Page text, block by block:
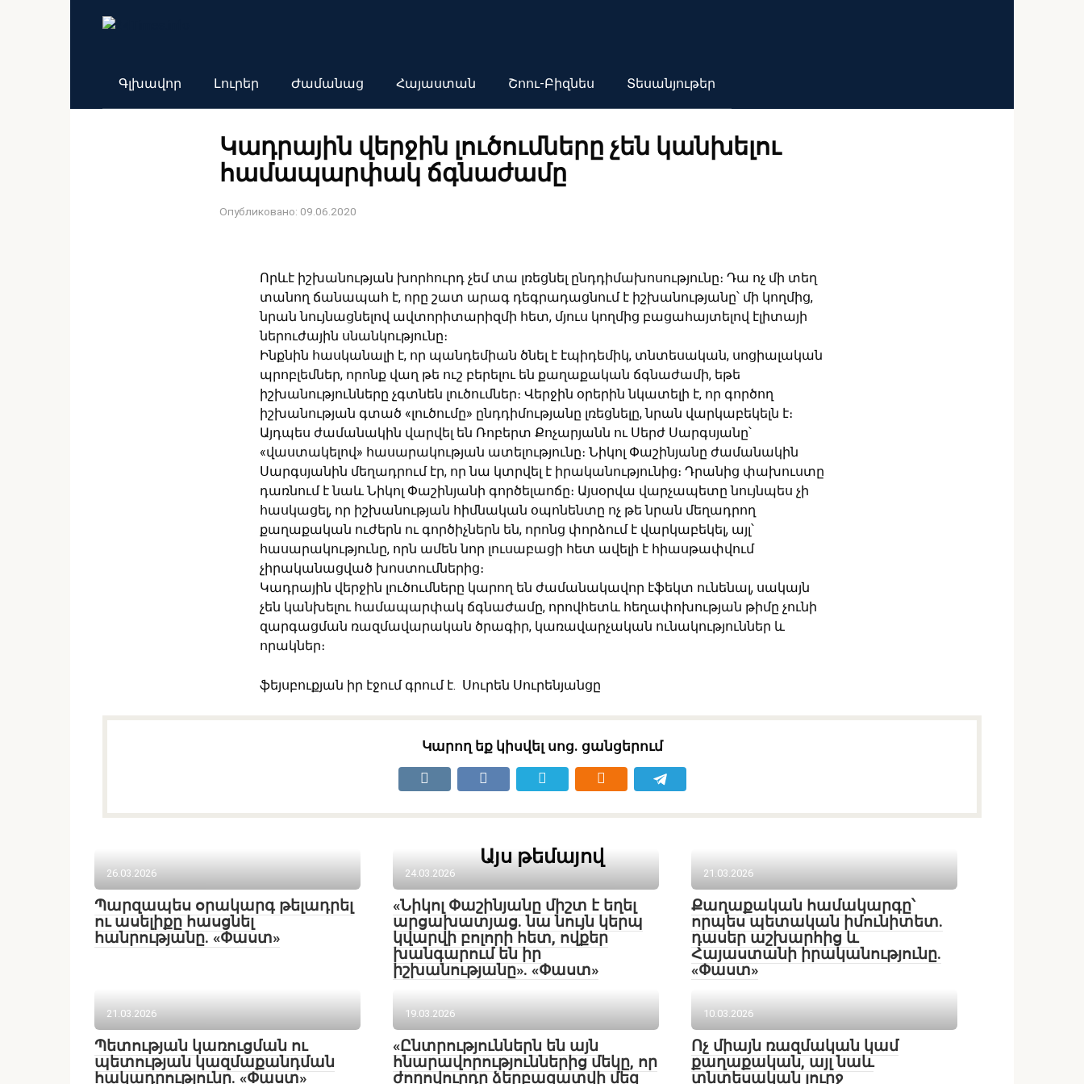
Գլխավոր Լուրեր Ժամանաց Հայաստան Շոու-Բիզնես Տեսանյութեր
Կադրային վերջին լուծումները չեն կանխելու
համապարփակ ճգնաժամը
Опубликовано: 09.06.2020
Որևէ իշխանության խորհուրդ չեմ տա լռեցնել ընդդիմախոսությունը։ Դա ոչ մի տեղ
տանող ճանապահ է, որը շատ արագ դեգրադացնում է իշխանությանը՝ մի կողմից,
նրան նույնացնելով ավտորիտարիզմի հետ, մյուս կողմից բացահայտելով էլիտայի
ներուժային սնանկությունը։
Ինքնին հասկանալի է, որ պանդեմիան ծնել է էպիդեմիկ, տնտեսական, սոցիալական
պրոբլեմներ, որոնք վաղ թե ուշ բերելու են քաղաքական ճգնաժամի, եթե
իշխանությունները չգտնեն լուծումներ։ Վերջին օրերին նկատելի է, որ գործող
իշխանության գտած «լուծումը» ընդդիմությանը լռեցնելը, նրան վարկաբեկելն է։
Այդպես ժամանակին վարվել են Ռոբերտ Քոչարյանն ու Սերժ Սարգսյանը՝
«վաստակելով» հասարակության ատելությունը։ Նիկոլ Փաշինյանը ժամանակին
Սարգսյանին մեղադրում էր, որ նա կտրվել է իրականությունից։ Դրանից փախուստը
դառնում է նաև Նիկոլ Փաշինյանի գործելաոճը։ Այսօրվա վարչապետը նույնպես չի
հասկացել, որ իշխանության հիմնական օպոնենտը ոչ թե նրան մեղադրող
քաղաքական ուժերն ու գործիչներն են, որոնց փորձում է վարկաբեկել, այլ՝
հասարակությունը, որն ամեն նոր լուսաբացի հետ ավելի է հիասթափվում
չիրականացված խոստումներից։
Կադրային վերջին լուծումները կարող են ժամանակավոր էֆեկտ ունենալ, սակայն
չեն կանխելու համապարփակ ճգնաժամը, որովհետև հեղափոխության թիմը չունի
զարգացման ռազմավարական ծրագիր, կառավարչական ունակություններ և
որակներ։
ֆեյսբուքյան իր էջում գրում է․ Սուրեն Սուրենյանցը
Կարող եք կիսվել սոց․ ցանցերում
Այս թեմայով
26.03.2026
Պարզապես օրակարգ թելադրել
ու ասելիքը հասցնել
հանրությանը. «Փաստ»
24.03.2026
«Նիկոլ Փաշինյանը միշտ է եղել
արցախատյաց. նա նույն կերպ
կվարվի բոլորի հետ, ովքեր
խանգարում են իր
իշխանությանը». «Փաստ»
21.03.2026
Քաղաքական համակարգը՝
որպես պետական իմունիտետ.
դասեր աշխարհից և
Հայաստանի իրականությունը.
«Փաստ»
21.03.2026
Պետության կառուցման ու
պետության կազմաքանդման
հակադրությունը. «Փաստ»
19.03.2026
«Ընտրություններն են այն
հնարավորություններից մեկը, որ
ժողովուրդը ձերբազատվի մեզ
10.03.2026
Ոչ միայն ռազմական կամ
քաղաքական, այլ նաև
տնտեսական լուրջ